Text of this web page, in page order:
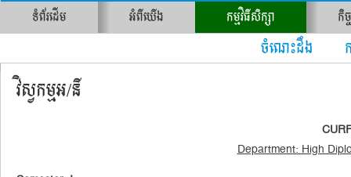
ទំព័រដើម អំពីយើង កម្មវិធីសិក្សា កិ
ចំណេះដឹង កា
វិស្វកម្មអ/នី
Department: High